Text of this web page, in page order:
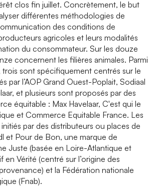
clos fin juillet. Concrètement, le but
différentes méthodologies de
des conditions de
agricoles et leurs modalités
du consommateur. Sur les douze
concernent les filières animales. Parmi
trois sont spécifiquement centrés sur le
par l’AOP Grand Ouest-Poplait, Sodiaal
et plusieurs sont proposés par des
équitable : Max Havelaar, C'est qui le
et Commerce Equitable France. Les
par des distributeurs ou places de
et Pour de Bon, une marque de
Juste (basée en Loire-Atlantique et
en Vérité (centré sur l’origine des
et la Fédération nationale
(Fnab).